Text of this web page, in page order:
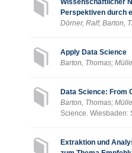
Wissenschaftlicher
Perspektiven durch
Dörner, Ralf; Barton,
Apply Data Science
Barton, Thomas;
Data Science: From
Barton, Thomas;
Science. Wiesbaden:
Extraktion und